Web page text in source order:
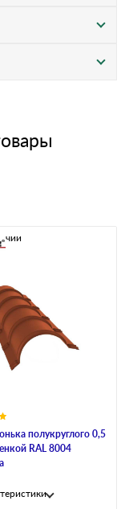
полукруглого 0,5
RAL 8004